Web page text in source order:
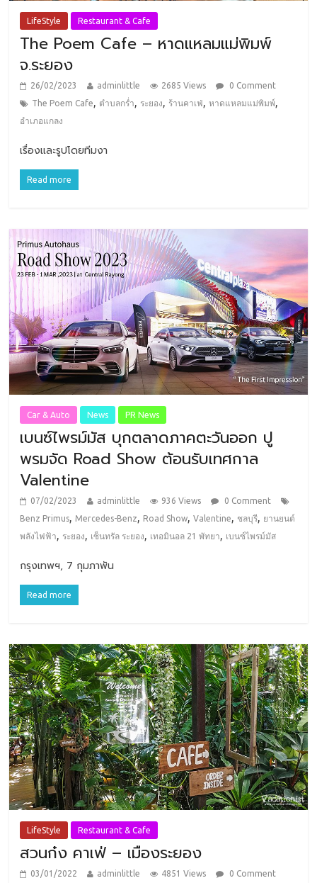
LifeStyle Restaurant & Cafe
The Poem Cafe – หาดแหลมแม่พิมพ์
จ.ระยอง
26/02/2023 adminlittle 2685 Views
0 Comment
The Poem Cafe, ตำบลกร่ำ, ระยอง, ร้านคาเฟ่,หาดแหลมแม่พิมพ์,
อำเภอแกลง
เรื่องและรูปโดยทีมงา
Read more
Car & Auto News PR News
เบนซ์ไพรม์มัส บุกตลาดภาคตะวันออก ปู
พรมจัด Road Show ต้อนรับเทศกาล
Valentine
07/02/2023 adminlittle 936 Views
0 Comment
Benz Primus, Mercedes-Benz, Road Show,Valentine, ชลบุรี, ยานยนต์
พลังไฟฟ้า, ระยอง, เซ็นทรัล ระยอง, เทอมินอล 21 พัทยา, เบนซ์ไพรม์มัส
กรุงเทพฯ, 7 กุมภาพัน
Read more
LifeStyle Restaurant & Cafe
สวนก๋ง คาเฟ่ – เมืองระยอง
03/01/2022 adminlittle 4851 Views
0 Comment